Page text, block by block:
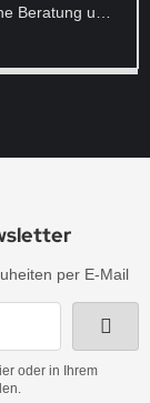
Beratung und
per E-Mail
oder in Ihrem